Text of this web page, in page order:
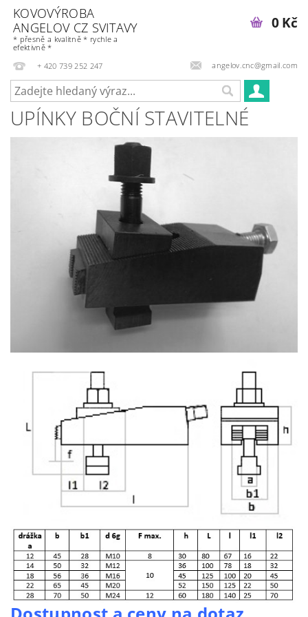
KOVOVÝROBA
ANGELOV CZ SVITAVY
* přesně a kvalitně * rychle a
efektivně *
+ 420 739 252 247
angelov.cnc@gmail.com
0 Kč
UPÍNKY BOČNÍ STAVITELNÉ